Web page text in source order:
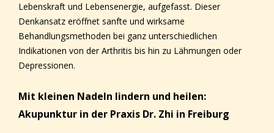
Lebenskraft und Lebensenergie, aufgefasst. Dieser
Denkansatz eröffnet sanfte und wirksame
Behandlungsmethoden bei ganz unterschiedlichen
Indikationen von der Arthritis bis hin zu Lähmungen oder
Depressionen.
Mit kleinen Nadeln lindern und heilen:
Akupunktur in der Praxis Dr. Zhi in Freiburg